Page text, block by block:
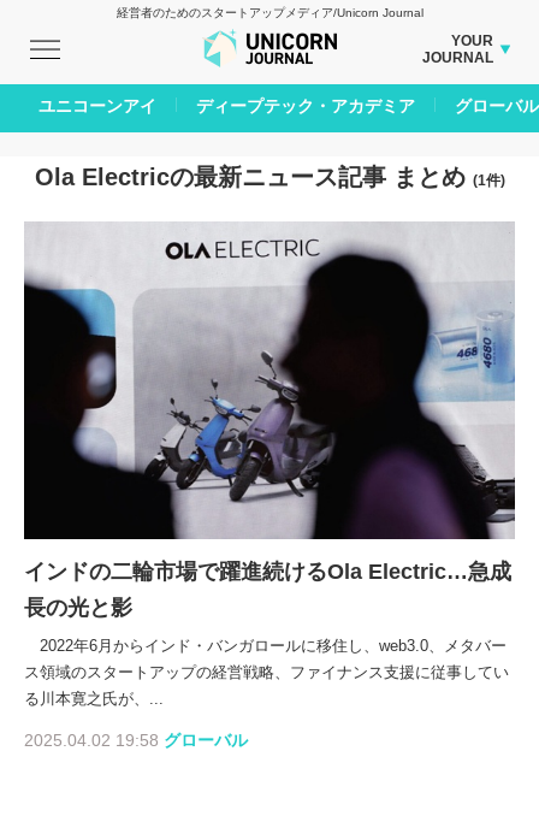
経営者のためのスタートアップメディア/Unicorn Journal
YOUR
JOURNAL
BUSINESS JOURNAL
CARBON CREDITS JOURNAL
IVS JOURNAL
INBOUND JOURNAL
LIFE ENDING JOURNAL
REAL ESTATE BROKERAGE JOURNAL
SMART MARKETING JOURNAL
BPaaS JOURNAL
ADOPTABLE DOG JOURNAL
Ola Electricの最新ニュース記事 まとめ (1件)
インドの二輪市場で躍進続けるOla Electric…急成
長の光と影
2022年6月からインド・バンガロールに移住し、web3.0、メタバー
ス領域のスタートアップの経営戦略、ファイナンス支援に従事してい
る川本寛之氏が、...
2025.04.02 19:58 グローバル
ユニコーンアイ ディープテック・アカデミア グローバル